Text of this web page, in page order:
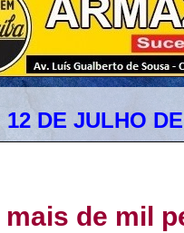
DE JULHO
mais de mil